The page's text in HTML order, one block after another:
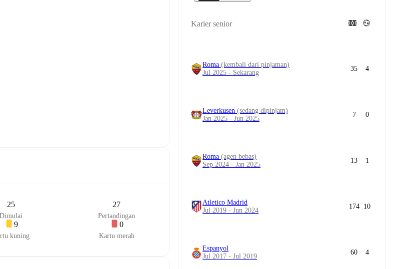
25
Dimulai
27
Pertandingan
9
kuning
0
Kartu merah
Karier senior
Roma (kembali dari pinjaman)
Jul 2025 - Sekarang
35 4
Leverkusen (sedang dipinjam)
Jan 2025 - Jun 2025
7 0
Roma (agen bebas)
Sep 2024 - Jan 2025
13 1
Atletico Madrid
Jul 2019 - Jun 2024
174 10
Espanyol
Jul 2017 - Jul 2019
60 4